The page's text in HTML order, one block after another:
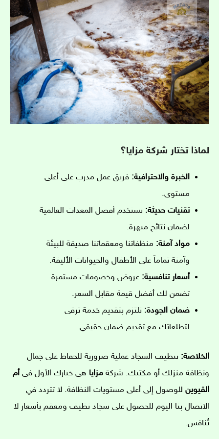
لماذا تختار شركة مزايا؟
الخبرة والاحترافية: فريق عمل مدرب على أعلى
مستوى.
تقنيات حديثة: نستخدم أفضل المعدات العالمية
لضمان نتائج مبهرة.
مواد آمنة: منظفاتنا ومعقماتنا صديقة للبيئة
وآمنة تماماً على الأطفال والحيوانات الأليفة.
أسعار تنافسية: عروض وخصومات مستمرة
تضمن لك أفضل قيمة مقابل السعر.
ضمان الجودة: نلتزم بتقديم خدمة ترقى
لتطلعاتك مع تقديم ضمان حقيقي.
الخلاصة: تنظيف السجاد عملية ضرورية للحفاظ على جمال
ونظافة منزلك أو مكتبك. شركة مزايا هي خيارك الأول فيأم
القيوين للوصول إلى أعلى مستويات النظافة. لا تتردد في
الاتصال بنا اليوم للحصول على سجاد نظيف ومعقم بأسعار لا
تُنافس.